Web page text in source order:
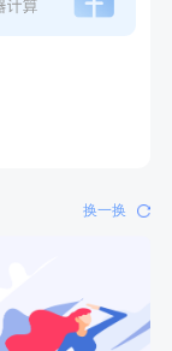
换一换